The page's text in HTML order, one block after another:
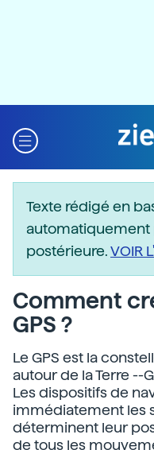
Texte rédigé en
automatiquement
postérieure.VOIR
Comment
GPS ?
Le GPS est la
autour de la Terre --
Les dispositifs de
immédiatement les
déterminent leur
de tous les